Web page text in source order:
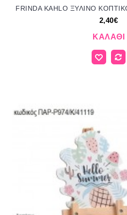
2,40€
ΚΑΛΆΘΙ